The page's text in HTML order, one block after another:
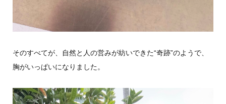
そのすべてが、自然と人の営みが紡いできた“奇跡”のようで、
胸がいっぱいになりました。